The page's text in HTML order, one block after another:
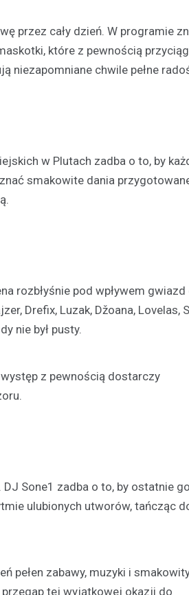
przez cały dzień. W programie
które z pewnością
niezapomniane chwile pełne
w Plutach zadba o to, by
smakowite dania
rozbłyśnie pod wpływem
Drefix, Luzak, Džoana, Lovelas,
nie był pusty.
występ z pewnością dostarczy
Sone1 zadba o to, by ostatnie
ulubionych utworów, tańcząc
pełen zabawy, muzyki i
tej wyjątkowej okazji do
najbardziej potrzebujących?
19 lutego 2025